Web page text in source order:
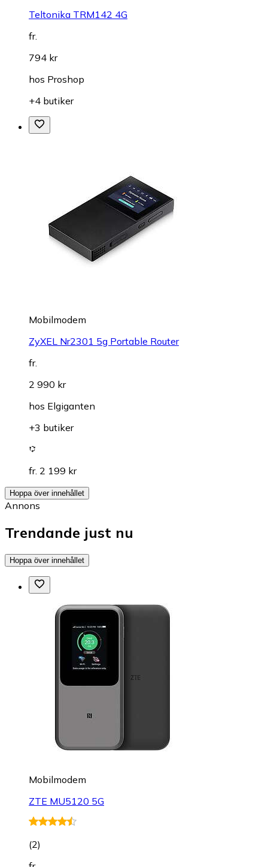
Teltonika TRM142 4G
fr.
794 kr
hos Proshop
+4 butiker
Mobilmodem
ZyXEL Nr2301 5g Portable Router
fr.
2 990 kr
hos Elgiganten
+3 butiker
fr. 2 199 kr
Hoppa över innehållet
Annons
Trendande just nu
Hoppa över innehållet
Mobilmodem
ZTE MU5120 5G
(2)